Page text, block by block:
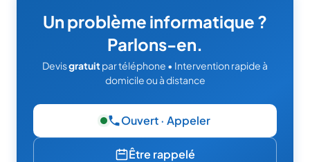
Un problème informatique ?
Parlons-en.
Devisgratuitpar téléphone • Intervention rapide à
domicile ou à distance
Ouvert · Appeler— 06 49 95 52 86
Être rappelé